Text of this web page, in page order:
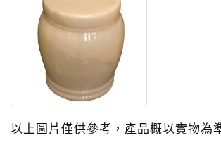
以上圖片僅供參考，產品概以實物為